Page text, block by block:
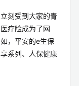
刻受到大家的青
疗险成为了网
，平安的e生保
系列、人保健康